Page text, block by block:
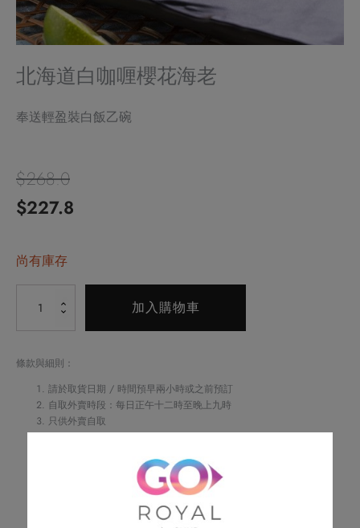
北海道白咖喱櫻花海老
奉送輕盈裝白飯乙碗
$268.0
原
價
格：
$268.0。
$227.8
格：
$227.8。
尚有庫存
白
加入購物車
條款與細則：
請於取貨日期 / 時間預早兩小時或之前預訂
自取外賣時段：每日正午十二時至晚上九時
只供外賣自取
如閣下對任何食物產生敏感，請致電2622 6161與酒店職員聯絡
訂單詳情及取貨時間將會透過電話或電郵確認
請務必檢查所填資料，以確保交易快捷及順利
不可補發、更換或購買其他產品